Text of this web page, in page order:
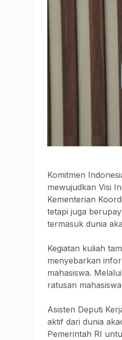
Komitmen
mewujudkan Visi
Kementerian
tetapi juga
termasuk dunia
Kegiatan kuliah
menyebarkan
mahasiswa.
ratusan
Asisten Deputi
aktif dari dunia
Pemerintah RI